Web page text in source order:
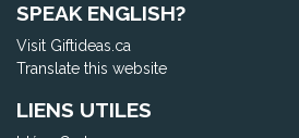
SPEAK ENGLISH?
Visit Giftideas.ca
Translate this website
LIENS UTILES